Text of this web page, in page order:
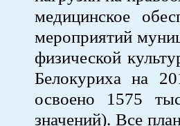
медицинское
мероприятий
физической
Белокуриха на
освоено 1575
значений). Все